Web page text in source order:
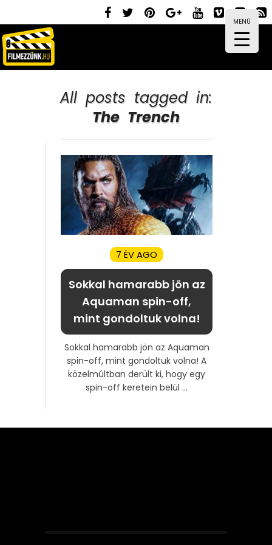
MENÜ
All posts tagged in:
The Trench
7 ÉV AGO
Sokkal hamarabb jön az
Aquaman spin-off,
mint gondoltuk volna!
Sokkal hamarabb jön az Aquaman
spin-off, mint gondoltuk volna! A
közelmúltban derült ki, hogy egy
spin-off keretein belül ...